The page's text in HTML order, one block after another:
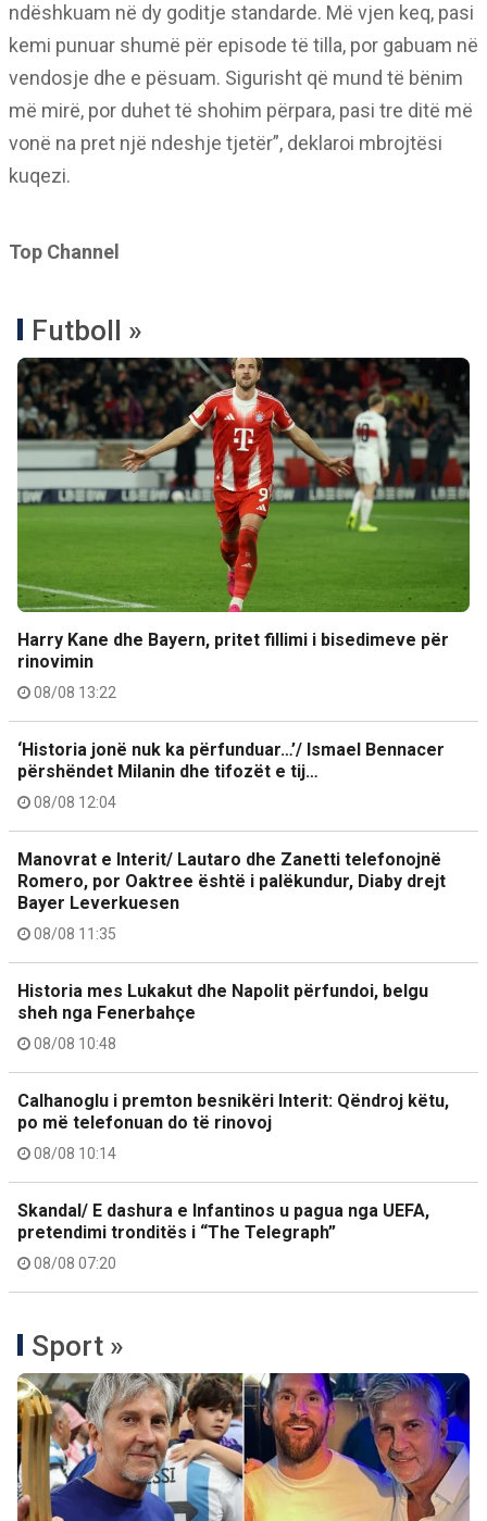
ndëshkuam në dy goditje standarde. Më vjen keq, pasi
kemi punuar shumë për episode të tilla, por gabuam në
vendosje dhe e pësuam. Sigurisht që mund të bënim
më mirë, por duhet të shohim përpara, pasi tre ditë më
vonë na pret një ndeshje tjetër”, deklaroi mbrojtësi
kuqezi.
Top Channel
Futboll »
Harry Kane dhe Bayern, pritet fillimi i bisedimeve për
rinovimin
08/08 13:22
‘Historia jonë nuk ka përfunduar…’/ Ismael Bennacer
përshëndet Milanin dhe tifozët e tij…
08/08 12:04
Manovrat e Interit/ Lautaro dhe Zanetti telefonojnë
Romero, por Oaktree është i palëkundur, Diaby drejt
Bayer Leverkuesen
08/08 11:35
Historia mes Lukakut dhe Napolit përfundoi, belgu
sheh nga Fenerbahçe
08/08 10:48
Calhanoglu i premton besnikëri Interit: Qëndroj këtu,
po më telefonuan do të rinovoj
08/08 10:14
Skandal/ E dashura e Infantinos u pagua nga UEFA,
pretendimi tronditës i “The Telegraph”
08/08 07:20
Sport »